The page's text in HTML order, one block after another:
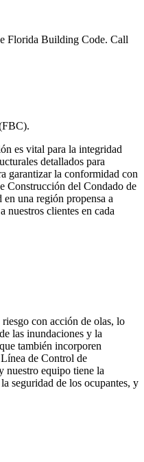
Florida Building Code. Call
es vital para la integridad
detallados para
garantizar la conformidad con
Construcción del Condado de
una región propensa a
nuestros clientes en cada
con acción de olas, lo
las inundaciones y la
también incorporen
de Control de
nuestro equipo tiene la
seguridad de los ocupantes, y